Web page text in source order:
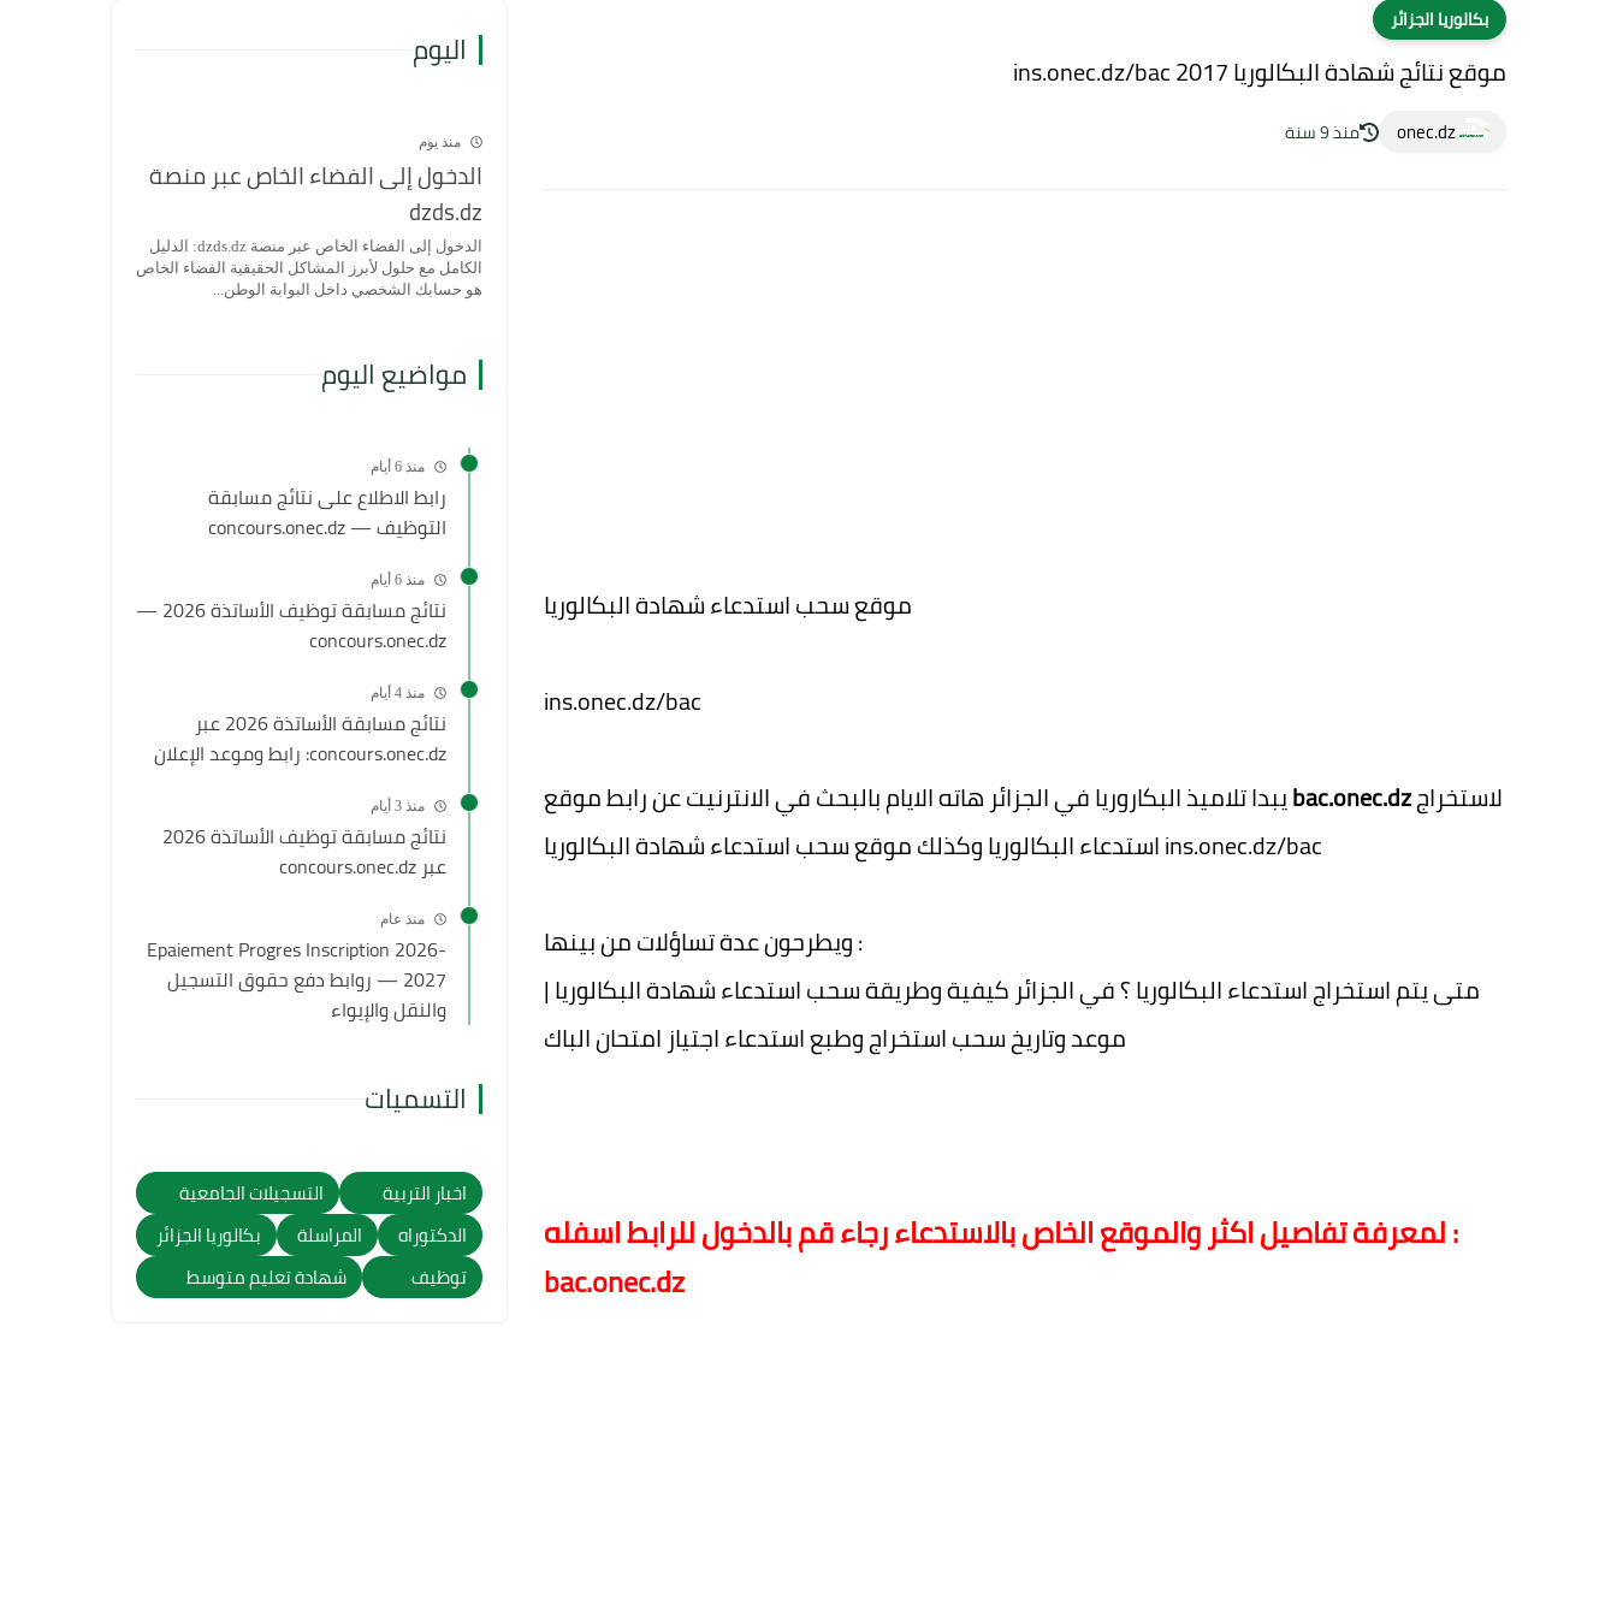
بكالوريا الجزائر
موقع نتائج شهادة البكالوريا 2017 ins.onec.dz/bac
onec.dz منذ 9 سنة
موقع سحب استدعاء شهادة البكالوريا
ins.onec.dz/bac
bac.onec.dz
استدعاء البكالوريا وكذلك موقع سحب استدعاء شهادة البكالوريا ins.onec.dz/bac
ويطرحون عدة تساؤلات من بينها :
متى يتم استخراج استدعاء البكالوريا ؟ في الجزائر كيفية وطريقة سحب استدعاء شهادة البكالوريا |
موعد وتاريخ سحب استخراج وطبع استدعاء اجتياز امتحان الباك
لمعرفة تفاصيل اكثر والموقع الخاص بالاستدعاء رجاء قم بالدخول للرابط اسفله :
bac.onec.dz
اليوم
منذ يوم
الدخول إلى الفضاء الخاص عبر منصة
dzds.dz
الدخول إلى الفضاء الخاص عبر منصة dzds.dz: الدليل
الكامل مع حلول لأبرز المشاكل الحقيقية الفضاء الخاص
هو حسابك الشخصي داخل البوابة الوطن...
مواضيع اليوم
منذ 6 أيام
رابط الاطلاع على نتائج مسابقة
التوظيف — concours.onec.dz
منذ 6 أيام
نتائج مسابقة توظيف الأساتذة 2026 —
concours.onec.dz
منذ 4 أيام
نتائج مسابقة الأساتذة 2026 عبر
concours.onec.dz: رابط وموعد الإعلان
منذ 3 أيام
نتائج مسابقة توظيف الأساتذة 2026
عبر concours.onec.dz
منذ عام
Epaiement Progres Inscription 2026-
2027 — روابط دفع حقوق التسجيل
والنقل والإيواء
التسميات
اخبار التربية
التسجيلات الجامعية
الدكتوراه
المراسلة
بكالوريا الجزائر
توظيف
شهادة تعليم متوسط